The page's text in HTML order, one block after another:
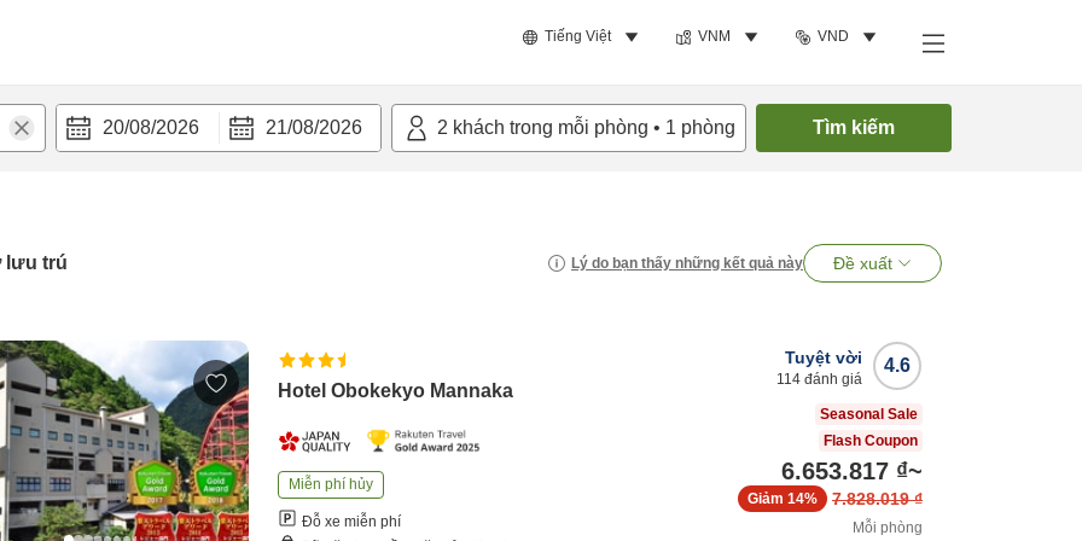
Tiếng Việt VNM VND
20/08/2026 21/08/2026 2 khách trong mỗi phòng • 1 phòng Tìm kiếm
lưu trú Lý do bạn thấy những kết quả này Đề xuất
Hotel Obokekyo Mannaka
Miễn phí hủy
Đỗ xe miễn phí
4.6
Tuyệt vời
114 đánh giá
Seasonal Sale
Flash Coupon
6.653.817 ₫~
7.828.019 ₫
Giảm 14%
Mỗi phòng